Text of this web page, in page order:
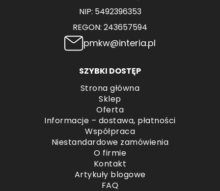
NIP: 5492396353
REGON: 243657594
pmkw@interia.pl
SZYBKI DOSTĘP
Strona główna
Sklep
Oferta
Informacje – dostawa, płatności
Współpraca
Niestandardowe zamówienia
O firmie
Kontakt
Artykuły blogowe
FAQ